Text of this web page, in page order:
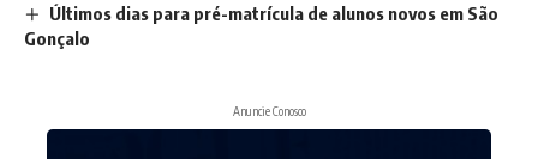
Últimos dias para pré-matrícula de alunos novos em São
Gonçalo
Anuncie Conosco